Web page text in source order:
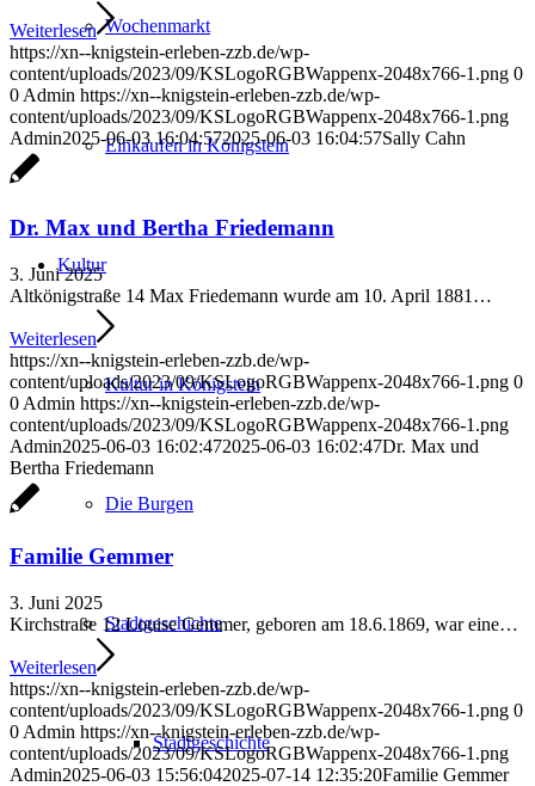
Wochenmarkt
Einkaufen in Königstein
Kultur
Kultur in Königstein
Die Burgen
Stadtgeschichte
Stadtgeschichte
Weiterlesen
https://xn--knigstein-erleben-zzb.de/wp-
content/uploads/2023/09/KSLogoRGBWappenx-2048x766-1.png 0
0 Admin https://xn--knigstein-erleben-zzb.de/wp-
content/uploads/2023/09/KSLogoRGBWappenx-2048x766-1.png
Admin2025-06-03 16:04:572025-06-03 16:04:57Sally Cahn
Dr. Max und Bertha Friedemann
3. Juni 2025
Altkönigstraße 14 Max Friedemann wurde am 10. April 1881…
Weiterlesen
https://xn--knigstein-erleben-zzb.de/wp-
content/uploads/2023/09/KSLogoRGBWappenx-2048x766-1.png 0
0 Admin https://xn--knigstein-erleben-zzb.de/wp-
content/uploads/2023/09/KSLogoRGBWappenx-2048x766-1.png
Admin2025-06-03 16:02:472025-06-03 16:02:47Dr. Max und
Bertha Friedemann
Familie Gemmer
3. Juni 2025
Kirchstraße 12 Louise Gemmer, geboren am 18.6.1869, war eine…
Weiterlesen
https://xn--knigstein-erleben-zzb.de/wp-
content/uploads/2023/09/KSLogoRGBWappenx-2048x766-1.png 0
0 Admin https://xn--knigstein-erleben-zzb.de/wp-
content/uploads/2023/09/KSLogoRGBWappenx-2048x766-1.png
Admin2025-06-03 15:56:042025-07-14 12:35:20Familie Gemmer